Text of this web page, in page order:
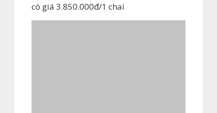
có giá 3.850.000đ/1 chai